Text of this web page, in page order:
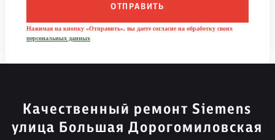
ОТПРАВИТЬ
Нажимая на кнопку «Отправить», вы даете согласие на обработку своих
персональных данных
Качественный ремонт Siemens
улица Большая Дорогомиловская